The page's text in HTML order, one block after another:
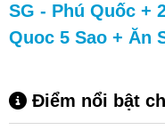
SG - Phú Quốc +
Quoc 5 Sao + Ăn
Điểm nổi bật